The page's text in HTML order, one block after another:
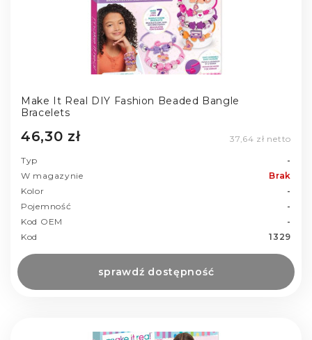
Make It Real DIY Fashion Beaded Bangle
Bracelets
46,30 zł 37,64 zł netto
Typ
-
W magazynie
Brak
Kolor
-
Pojemność
-
Kod OEM
-
Kod
1329
sprawdź dostępność